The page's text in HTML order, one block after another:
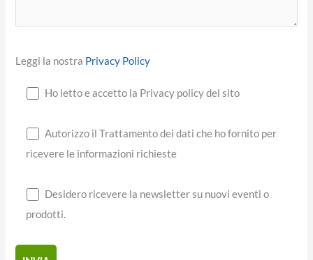
Leggi la nostra Privacy Policy
Ho letto e accetto la Privacy policy del sito
Autorizzo il Trattamento dei dati che ho fornito per
ricevere le informazioni richieste
Desidero ricevere la newsletter su nuovi eventi o
prodotti.